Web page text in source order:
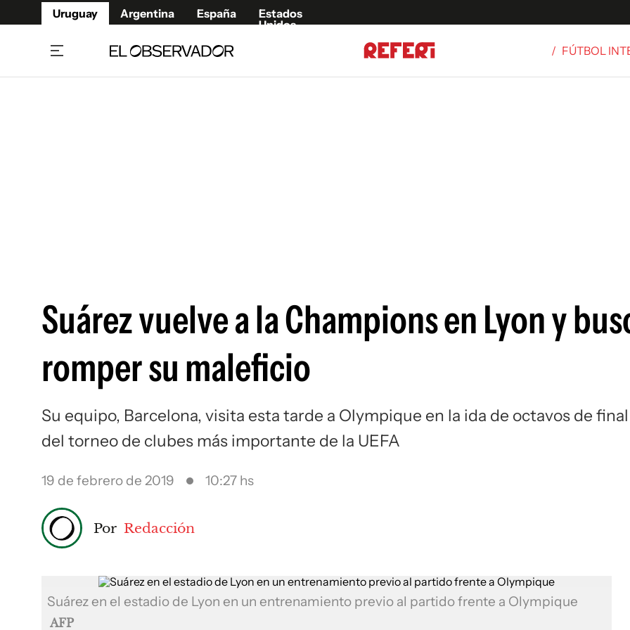
Uruguay Argentina España
Estados
Unidos
/ FÚTBOL
Suárez vuelve a la Champions en Lyon y
romper su maleficio
Su equipo, Barcelona, visita esta tarde a Olympique en la ida de octavos de final
del torneo de clubes más importante de la UEFA
19 de febrero de 2019 10:27 hs
Por Redacción
Suárez en el estadio de Lyon en un entrenamiento previo al partido frente a Olympique
AFP